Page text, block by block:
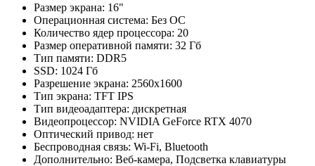
Размер экрана: 16"
Операционная система: Без ОС
Количество ядер процессора: 20
Размер оперативной памяти: 32 Гб
Тип памяти: DDR5
SSD: 1024 Гб
Разрешение экрана: 2560x1600
Тип экрана: TFT IPS
Тип видеоадаптера: дискретная
Видеопроцессор: NVIDIA GeForce RTX 4070
Оптический привод: нет
Беспроводная связь: Wi-Fi, Bluetooth
Дополнительно: Веб-камера, Подсветка клавиатуры